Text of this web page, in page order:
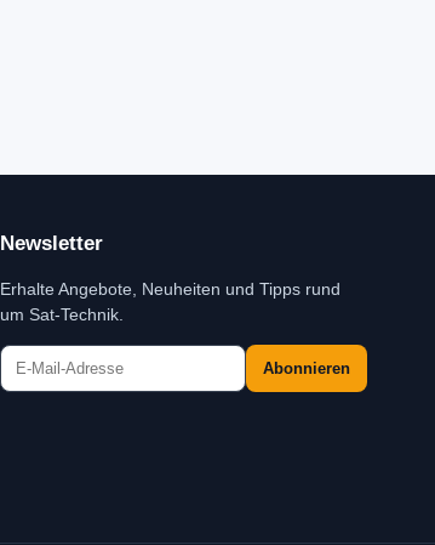
Newsletter
Erhalte Angebote, Neuheiten und Tipps rund
um Sat-Technik.
Abonnieren